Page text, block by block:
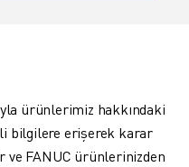
ürünlerimiz hakkındaki
bilgilere erişerek karar
ve FANUC ürünlerinizden